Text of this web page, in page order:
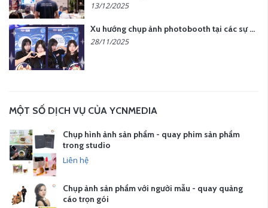
13/12/2025
Xu hướng chụp ảnh photobooth tại các sự kiện hiện nay
28/11/2025
MỘT SỐ DỊCH VỤ CỦA YCNMEDIA
Chụp hình ảnh sản phẩm - quay phim sản phẩm
trong studio
Liên hệ
Chụp ảnh sản phẩm với người mẫu - quay quảng
cáo trọn gói